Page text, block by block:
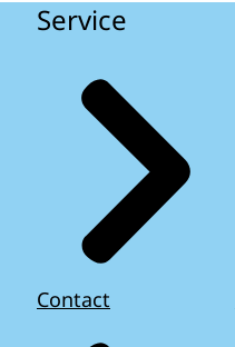
Service
Contact